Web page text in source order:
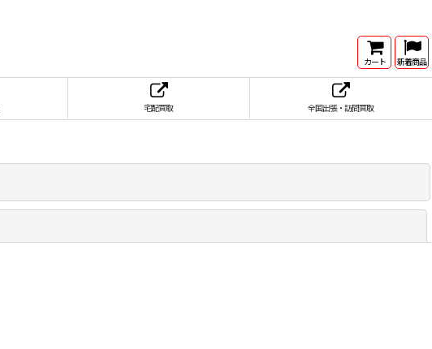
カート 新着商品
宅配買取 全国出張・訪問買取